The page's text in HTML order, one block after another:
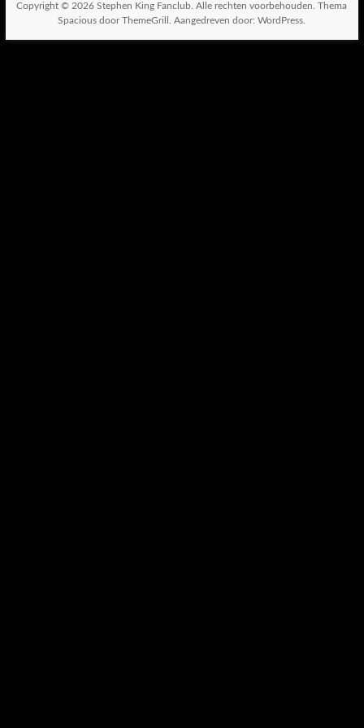
Copyright © 2026Stephen King Fanclub . Alle rechten voorbehouden. Thema
Spacious door ThemeGrill. Aangedreven door:WordPress